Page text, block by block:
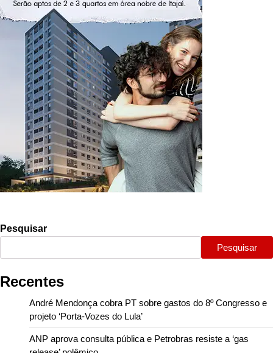
Pesquisar
Pesquisar
Recentes
André Mendonça cobra PT sobre gastos do 8º Congresso e
projeto ‘Porta-Vozes do Lula’
ANP aprova consulta pública e Petrobras resiste a ‘gas